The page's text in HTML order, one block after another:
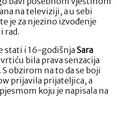
na televiziji, a u sebi
je za njezino izvođenje
rad.
stati i 16-godišnja Sara
bila prava senzacija
obzirom na to da se boji
prijavila prijateljica, a
koju je napisala na